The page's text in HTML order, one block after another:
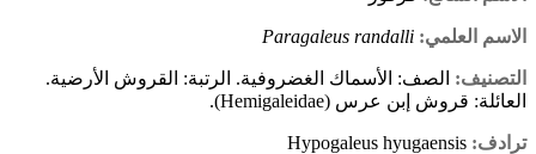
الاسم العلمي: Paragaleus randalli
التصنيف: الصف: الأسماك الغضروفية. الرتبة: القروش الأرضية.
العائلة: قروش إبن عرس (Hemigaleidae).
ترادف: